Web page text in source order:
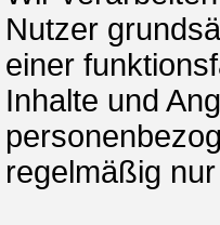
Nutzer
einer
Inhalte und
regelmäßig